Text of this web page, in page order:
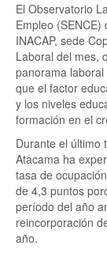
personas con
pp. en
completa y más.
El Observatorio
Empleo
INACAP, sede
Laboral del mes,
panorama
que el factor
y los niveles
formación en el
Durante el último
Atacama ha
tasa de
de 4,3 puntos
período del año
reincorporación
año.